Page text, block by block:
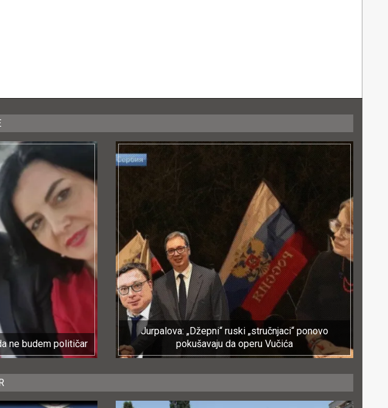
ne budem političar
Jurpalova: „Džepni“ ruski „stručnjaci“ ponovo
pokušavaju da operu Vučića